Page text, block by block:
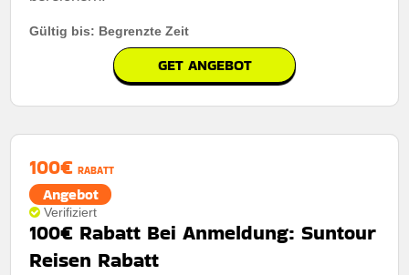
Gültig bis: Begrenzte Zeit
GET ANGEBOT
100€ RABATT
Angebot
Verifiziert
100€ Rabatt Bei Anmeldung: Suntour
Reisen Rabatt